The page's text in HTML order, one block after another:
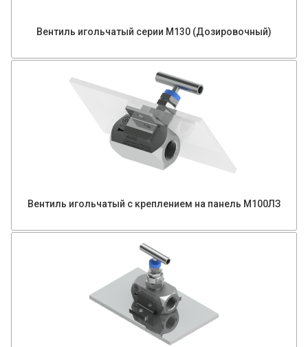
Вентиль игольчатый серии М130 (Дозировочный)
Вентиль игольчатый с креплением на панель М100ЛЗ